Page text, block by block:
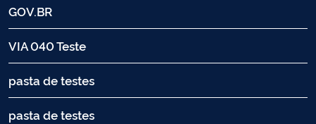
GOV.BR
VIA 040 Teste
pasta de testes
pasta de testes